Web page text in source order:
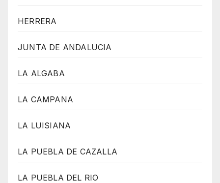
HERRERA
JUNTA DE ANDALUCIA
LA ALGABA
LA CAMPANA
LA LUISIANA
LA PUEBLA DE CAZALLA
LA PUEBLA DEL RIO